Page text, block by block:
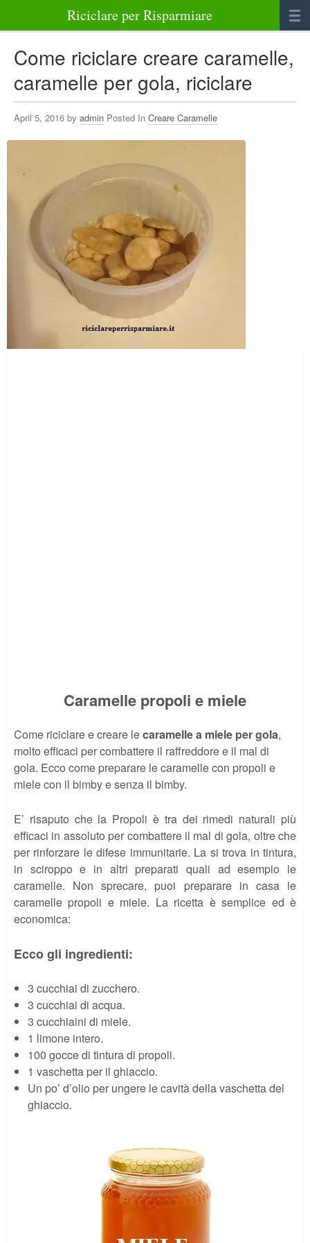
Riciclare per Risparmiare
Bellezza Benessere e Salute
Abbigliamento e Accessori
Come riciclare creare caramelle,
caramelle per gola, riciclare
April 5, 2016 by admin Posted In Creare Caramelle
Caramelle propoli e miele
Come riciclare e creare lecaramelle a miele per gola,
molto efficaci per combattere il raffreddore e il mal di
gola. Ecco come preparare le caramelle con propoli e
miele con il bimby e senza il bimby.
E’ risaputo che la Propoli è tra dei rimedi naturali più
efficaci in assoluto per combattere il mal di gola, oltre che
per rinforzare le difese immunitarie. La si trova in tintura,
in sciroppo e in altri preparati quali ad esempio le
caramelle. Non sprecare, puoi preparare in casa le
caramelle propoli e miele. La ricetta è semplice ed è
economica:
Ecco gli ingredienti:
3 cucchiai di zucchero.
3 cucchiai di acqua.
3 cucchiaini di miele.
1 limone intero.
100 gocce di tintura di propoli.
1 vaschetta per il ghiaccio.
Un po’ d’olio per ungere le cavità della vaschetta del
ghiaccio.